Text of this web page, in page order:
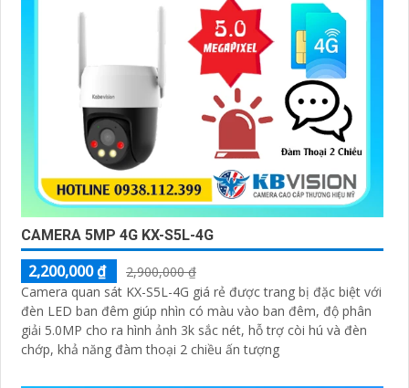
CAMERA 5MP 4G KX-S5L-4G
2,200,000 ₫
2,900,000 ₫
Camera quan sát KX-S5L-4G giá rẻ được trang bị đặc biệt với
đèn LED ban đêm giúp nhìn có màu vào ban đêm, độ phân
giải 5.0MP cho ra hình ảnh 3k sắc nét, hỗ trợ còi hú và đèn
chớp, khả năng đàm thoại 2 chiều ấn tượng